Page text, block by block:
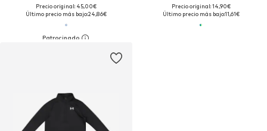
Precio original: 45,00€
Último precio más bajo:24,86€
Precio original: 14,90€
Último precio más bajo:11,61€